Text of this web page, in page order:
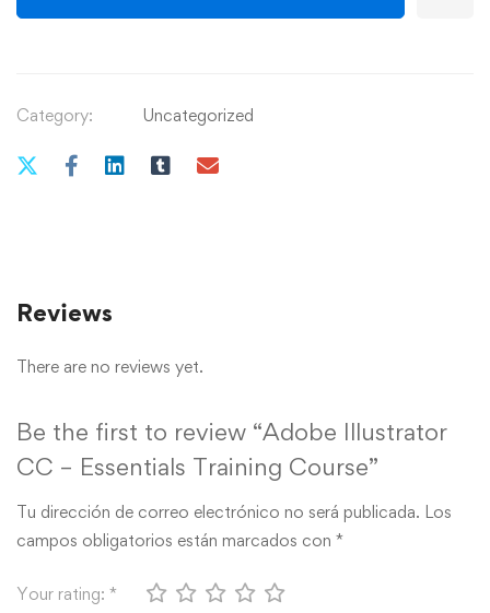
Category: Uncategorized
Reviews
There are no reviews yet.
Be the first to review “Adobe Illustrator
CC – Essentials Training Course”
Tu dirección de correo electrónico no será publicada. Los
campos obligatorios están marcados con *
Your rating: *